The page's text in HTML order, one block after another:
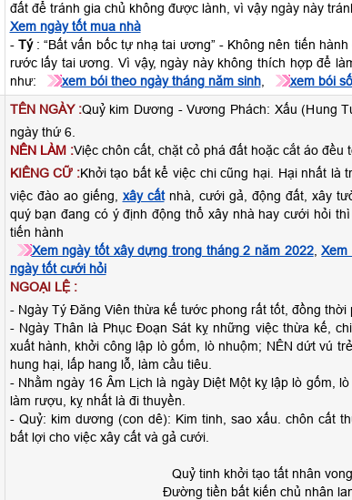
đất để tránh gia chủ không được lành, vì vậy ngày này
Xem ngày tốt mua nhà
- Tý: “Bất vấn bốc tự nhạ tai ương” - Không nên tiến
rước lấy tai ương. Vì vậy, ngày này không thích hợp để
như:
xem bói theo ngày tháng năm sinh, xem bói
TÊN NGÀY :Quỷ kim Dương - Vương Phách: Xấu (Hung
ngày thứ 6.
NÊN LÀM :Việc chôn cất, chặt cỏ phá đất hoặc cắt áo đều
KIÊNG CỮ :Khởi tạo bất kể việc chi cũng hại. Hại nhất là
việc đào ao giếng, xây cấtnhà, cưới gả, động đất, xây
quý bạn đang có ý định động thổ xây nhà hay cưới hỏi
tiến hành
Xem ngày tốt xây dựng trong tháng 2 năm 2022,Xem
ngày tốt cưới hỏi
NGOẠI LỆ :
- Ngày Tý Đăng Viên thừa kế tước phong rất tốt, đồng thời
- Ngày Thân là Phục Đoạn Sát kỵ những việc thừa kế,
xuất hành, khởi công lập lò gốm, lò nhuộm; NÊN dứt vú
hung hại, lấp hang lỗ, làm cầu tiêu.
- Nhằm ngày 16 Âm Lịch là ngày Diệt Một kỵ lập lò gốm,
làm rượu, kỵ nhất là đi thuyền.
- Quỷ: kim dương (con dê): Kim tinh, sao xấu. chôn cất
bất lợi cho việc xây cất và gả cưới.
Quỷ tinh khởi tạo tất nhân vong,
Đường tiền bất kiến chủ nhân